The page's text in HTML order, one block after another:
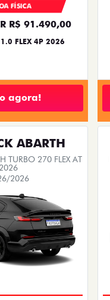
FÍSICA
R$ 91.490,00
FLEX 4P 2026
agora!
ABARTH
TURBO 270 FLEX AT
2026
2026